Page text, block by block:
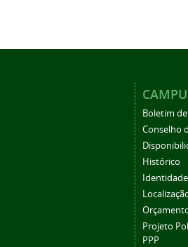
Boletim
Conselho
Histórico
Projeto
PPP